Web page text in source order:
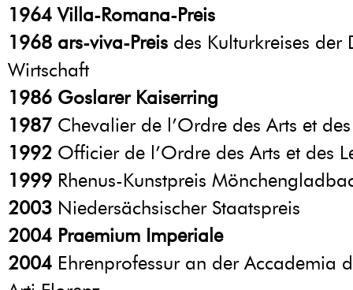
1964 Villa-Romana-Preis
1968 ars-viva-Preis des Kulturkreises der
Wirtschaft
1986 Goslarer Kaiserring
1987 Chevalier de l’Ordre des Arts et des
1992 Officier de l’Ordre des Arts et des
1999 Rhenus-Kunstpreis
2003 Niedersächsischer Staatspreis
2004 Praemium Imperiale
2004 Ehrenprofessur an der Accademia